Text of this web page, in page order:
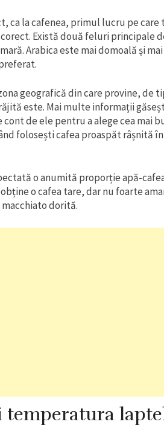
ca la cafenea, primul lucru pe care
Există două feluri principale
Arabica este mai domoală și
geografică din care provine, de
este. Mai multe informații
cont de ele pentru a alege cea mai
folosești cafea proaspăt râșnită
o anumită proporție apă-
o cafea tare, dar nu foarte
dorită.
temperatura